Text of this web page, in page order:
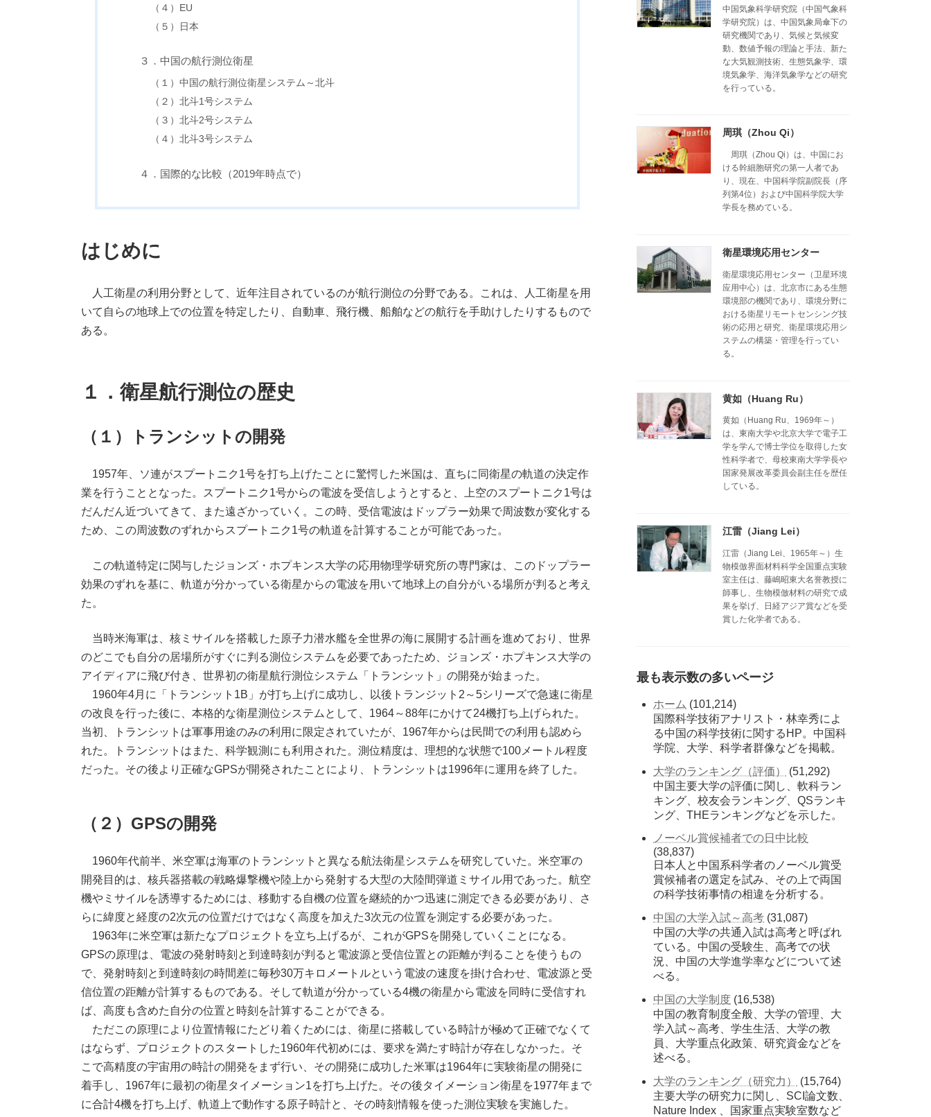
（４）EU
（５）日本
３．中国の航行測位衛星
（１）中国の航行測位衛星システム～北斗
（２）北斗1号システム
（３）北斗2号システム
（４）北斗3号システム
４．国際的な比較（2019年時点で）
はじめに
人工衛星の利用分野として、近年注目されているのが航行測位の分野である。これは、人工衛星を用
いて自らの地球上での位置を特定したり、自動車、飛行機、船舶などの航行を手助けしたりするもので
ある。
１．衛星航行測位の歴史
（１）トランシットの開発
1957年、ソ連がスプートニク1号を打ち上げたことに驚愕した米国は、直ちに同衛星の軌道の決定作
業を行うこととなった。スプートニク1号からの電波を受信しようとすると、上空のスプートニク1号は
だんだん近づいてきて、また遠ざかっていく。この時、受信電波はドップラー効果で周波数が変化する
ため、この周波数のずれからスプートニク1号の軌道を計算することが可能であった。
この軌道特定に関与したジョンズ・ホプキンス大学の応用物理学研究所の専門家は、このドップラー
効果のずれを基に、軌道が分かっている衛星からの電波を用いて地球上の自分がいる場所が判ると考え
た。
当時米海軍は、核ミサイルを搭載した原子力潜水艦を全世界の海に展開する計画を進めており、世界
のどこでも自分の居場所がすぐに判る測位システムを必要であったため、ジョンズ・ホプキンス大学の
アイディアに飛び付き、世界初の衛星航行測位システム「トランシット」の開発が始まった。
1960年4月に「トランシット1B」が打ち上げに成功し、以後トランジット2～5シリーズで急速に衛星
の改良を行った後に、本格的な衛星測位システムとして、1964～88年にかけて24機打ち上げられた。
当初、トランシットは軍事用途のみの利用に限定されていたが、1967年からは民間での利用も認めら
れた。トランシットはまた、科学観測にも利用された。測位精度は、理想的な状態で100メートル程度
だった。その後より正確なGPSが開発されたことにより、トランシットは1996年に運用を終了した。
（２）GPSの開発
1960年代前半、米空軍は海軍のトランシットと異なる航法衛星システムを研究していた。米空軍の
開発目的は、核兵器搭載の戦略爆撃機や陸上から発射する大型の大陸間弾道ミサイル用であった。航空
機やミサイルを誘導するためには、移動する自機の位置を継続的かつ迅速に測定できる必要があり、さ
らに緯度と経度の2次元の位置だけではなく高度を加えた3次元の位置を測定する必要があった。
1963年に米空軍は新たなプロジェクトを立ち上げるが、これがGPSを開発していくことになる。
GPSの原理は、電波の発射時刻と到達時刻が判ると電波源と受信位置との距離が判ることを使うもの
で、発射時刻と到達時刻の時間差に毎秒30万キロメートルという電波の速度を掛け合わせ、電波源と受
信位置の距離が計算するものである。そして軌道が分かっている4機の衛星から電波を同時に受信すれ
ば、高度も含めた自分の位置と時刻を計算することができる。
ただこの原理により位置情報にたどり着くためには、衛星に搭載している時計が極めて正確でなくて
はならず、プロジェクトのスタートした1960年代初めには、要求を満たす時計が存在しなかった。そ
こで高精度の宇宙用の時計の開発をまず行い、その開発に成功した米軍は1964年に実験衛星の開発に
着手し、1967年に最初の衛星タイメーション1を打ち上げた。その後タイメーション衛星を1977年まで
に合計4機を打ち上げ、軌道上で動作する原子時計と、その時刻情報を使った測位実験を実施した。
中国気象科学研究院（中国气象科
学研究院）は、中国気象局傘下の
研究機関であり、気候と気候変
動、数値予報の理論と手法、新た
な大気観測技術、生態気象学、環
境気象学、海洋気象学などの研究
を行っている。
周琪（Zhou Qi）
周琪（Zhou Qi）は、中国にお
ける幹細胞研究の第一人者であ
り、現在、中国科学院副院長（序
列第4位）および中国科学院大学
学長を務めている。
衛星環境応用センター
衛星環境応用センター（卫星环境
应用中心）は、北京市にある生態
環境部の機関であり、環境分野に
おける衛星リモートセンシング技
術の応用と研究、衛星環境応用シ
ステムの構築・管理を行ってい
る。
黄如（Huang Ru）
黄如（Huang Ru、1969年～）
は、東南大学や北京大学で電子工
学を学んで博士学位を取得した女
性科学者で、母校東南大学学長や
国家発展改革委員会副主任を歴任
している。
江雷（Jiang Lei）
江雷（Jiang Lei、1965年～）生
物模倣界面材料科学全国重点実験
室主任は、藤嶋昭東大名誉教授に
師事し、生物模倣材料の研究で成
果を挙げ、日経アジア賞などを受
賞した化学者である。
最も表示数の多いページ
ホーム (101,214)
国際科学技術アナリスト・林幸秀によ
る中国の科学技術に関するHP。中国科
学院、大学、科学者群像などを掲載。
大学のランキング（評価）
(51,292)
中国主要大学の評価に関し、軟科ラン
キング、校友会ランキング、QSランキ
ング、THEランキングなどを示した。
ノーベル賞候補者での日中比較
(38,837)
日本人と中国系科学者のノーベル賞受
賞候補者の選定を試み、その上で両国
の科学技術事情の相違を分析する。
中国の大学入試～高考 (31,087)
中国の大学の共通入試は高考と呼ばれ
ている。中国の受験生、高考での状
況、中国の大学進学率などについて述
べる。
中国の大学制度 (16,538)
中国の教育制度全般、大学の管理、大
学入試～高考、学生生活、大学の教
員、大学重点化政策、研究資金などを
述べる。
大学のランキング（研究力）
(15,764)
主要大学の研究力に関し、SCI論文数、
Nature Index 、国家重点実験室数など